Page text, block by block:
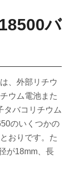
バ
、外部リチウ
ウム電池また
タバコリチウム
のいくつかの
おりです。た
が18mm、長